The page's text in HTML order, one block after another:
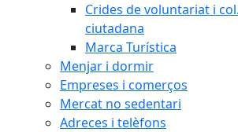
Crides de voluntariat i
ciutadana
Marca Turística
Menjar i dormir
Empreses i comerços
Mercat no sedentari
Adreces i telèfons